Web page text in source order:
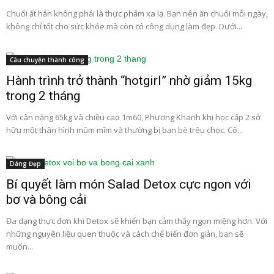
Chuối ắt hẳn không phải là thực phẩm xa lạ. Bạn nên ăn chuối mỗi ngày,
không chỉ tốt cho sức khỏe mà còn có công dụng làm đẹp. Dưới...
Câu chuyện thành công
Hành trình trở thành “hotgirl” nhờ giảm 15kg
trong 2 tháng
Với cân nặng 65kg và chiều cao 1m60, Phương Khanh khi học cấp 2 sở
hữu một thân hình mũm mĩm và thường bị bạn bè trêu chọc. Cô...
Dáng Đẹp
Bí quyết làm món Salad Detox cực ngon với
bơ và bông cải
Đa dạng thực đơn khi Detox sẽ khiến bạn cảm thấy ngon miệng hơn. Với
những nguyên liệu quen thuộc và cách chế biến đơn giản, bạn sẽ
muốn...